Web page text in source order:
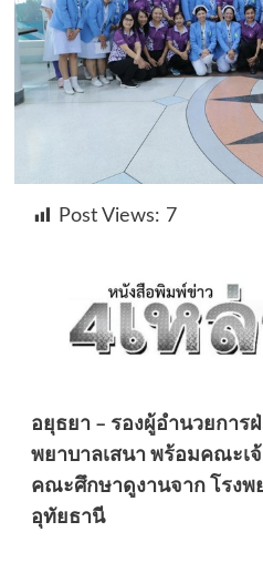
Post Views: 7
อยุธยา – รองผู้อำนวยการ
พยาบาลเสนา พร้อมคณะเ
คณะศึกษาดูงานจาก โรงพ
อุทัยธานี